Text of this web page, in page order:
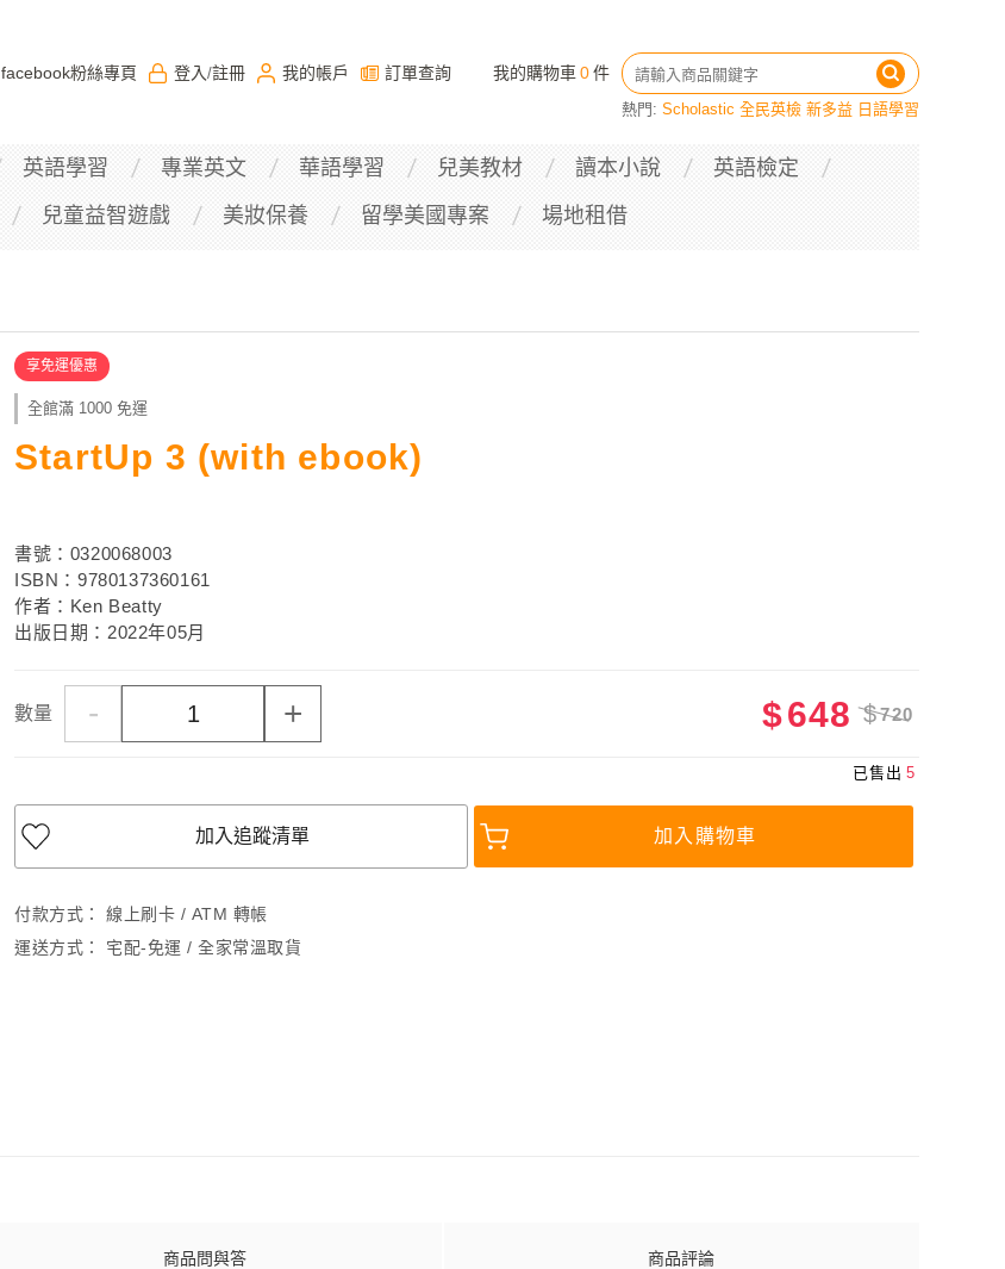
facebook粉絲專頁 登入 /註冊 我的帳戶 訂單查詢 我的購物車 0件
熱門: Scholastic 全民英檢 新多益 日語學習
英語學習 專業英文 華語學習 兒美教材 讀本小說
英語檢定
兒童益智遊戲 美妝保養 留學美國專案 場地租借
享免運優惠
全館滿 1000 免運
StartUp 3 (with ebook)
書號：0320068003
ISBN：9780137360161
作者：Ken Beatty
出版日期：2022年05月
數量 - + $648 $720
已售出 5
加入追蹤清單 加入購物車
付款方式：
線上刷卡 / ATM 轉帳
運送方式：
宅配-免運 / 全家常溫取貨
商品問與答 商品評論